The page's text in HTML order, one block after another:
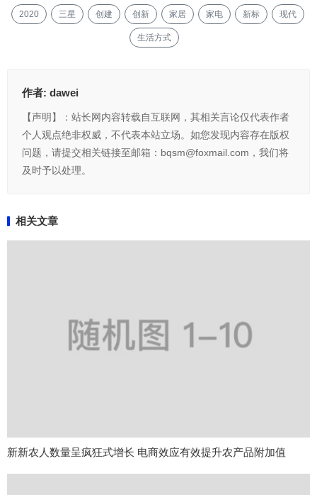
2020 三星 创建 创新 家居 家电 新标 现代
生活方式
作者: dawei
【声明】：站长网内容转载自互联网，其相关言论仅代表作者
个人观点绝非权威，不代表本站立场。如您发现内容存在版权
问题，请提交相关链接至邮箱：bqsm@foxmail.com，我们将
及时予以处理。
相关文章
新新农人数量呈疯狂式增长 电商效应有效提升农产品附加值